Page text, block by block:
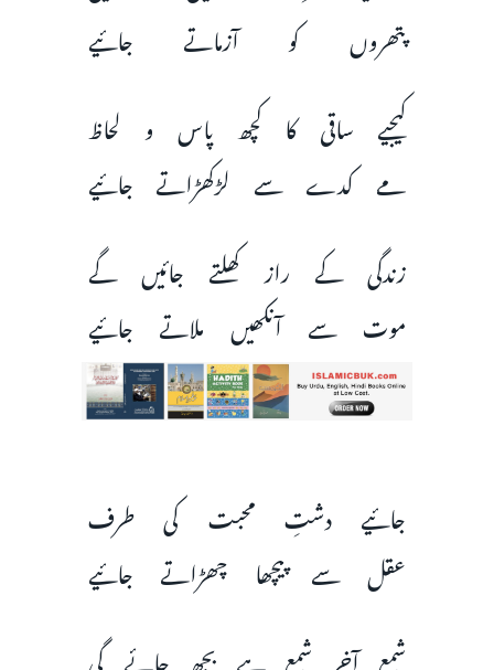
پتھروں کو آزماتے جائیے
کیجیے ساقی کا کچھ پاس و لحاظ
مے کدے سے لڑکھڑاتے جائیے
زندگی کے راز کھلتے جائیں گے
موت سے آنکھیں ملاتے جائیے
جائیے دشتِ محبت کی طرف
عقل سے پیچھا چھڑاتے جائیے
شمع آخر شمع ہے بجھ جائے گی